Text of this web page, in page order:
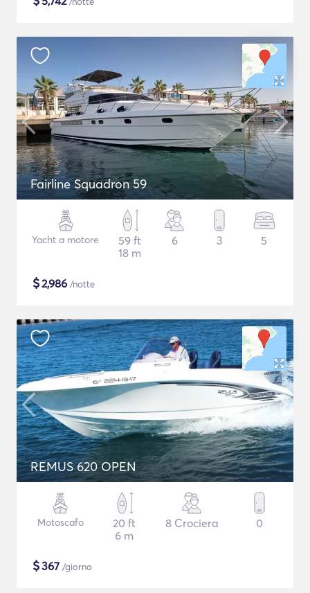
Fairline Squadron 59
Yacht a motore
59 ft
18 m
6 3 5
$2,986 /notte
REMUS 620 OPEN
Motoscafo
20 ft
6 m
8 Crociera 0
$367 /giorno